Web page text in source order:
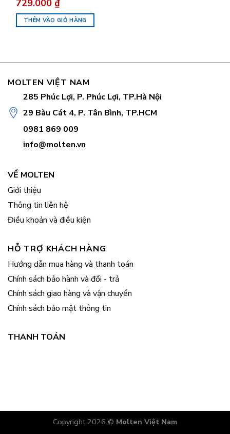
729.000₫
THÊM VÀO GIỎ HÀNG
MOLTEN VIỆT NAM
285 Phúc Lợi, P. Phúc Lợi, TP.Hà Nội
29 Bàu Cát 4, P. Tân Bình, TP.HCM
0981 869 009
info@molten.vn
VỀ MOLTEN
Giới thiệu
Thông tin liên hệ
Điều khoản và điều kiện
HỖ TRỢ KHÁCH HÀNG
Hướng dẫn mua hàng và thanh toán
Chính sách bảo hành và đổi - trả
Chính sách giao hàng và vận chuyển
Chính sách bảo mật thông tin
THANH TOÁN
Copyright 2026 © Molten Việt Nam